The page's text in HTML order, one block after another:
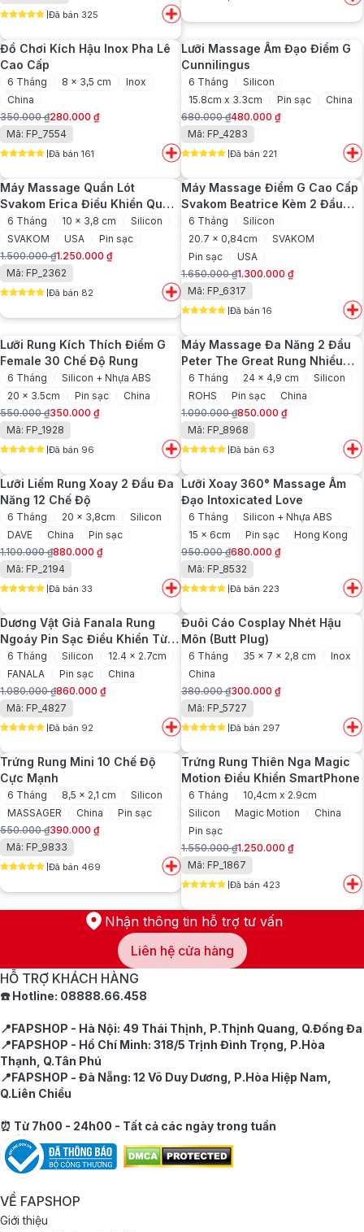
là:
850.000 ₫.
tại
là:
630.000 ₫.
Đã bán 325
350.000 ₫.
là:
250.000 ₫.
Đồ Chơi Kích Hậu Inox Pha Lê
Cao Cấp
6 Tháng 8 x 3,5 cm
Inox
China
350.000₫
Giá
gốc
là:
350.000 ₫.
280.000 ₫
Giá
hiện
tại
là:
280.000 ₫.
Mã: FP_7554
Đã bán 161
Lưỡi Massage Âm Đạo Điểm G
Cunnilingus
6 Tháng
Silicon
15.8cm x 3.3cm
Pin sạc
China
680.000₫
Giá
gốc
là:
680.000 ₫.
480.000 ₫
Giá
hiện
tại
là:
480.000 ₫.
Mã: FP_4283
Đã bán 221
Máy Massage Quần Lót
Svakom Erica Điều Khiển Qua
App
6 Tháng 10 x 3,8 cm
Silicon
SVAKOM
USA
Pin sạc
1.500.000₫
Giá
gốc
là:
1.500.000 ₫.
1.250.000 ₫
Giá
hiện
tại
là:
Mã: FP_2362
Đã bán 82
Máy Massage Điểm G Cao Cấp
Svakom Beatrice Kèm 2 Đầu
Rung Phụ
6 Tháng
Silicon
20.7 x 0,84cm
SVAKOM
Pin sạc
USA
1.650.000₫
Giá
gốc
là:
1.650.000 ₫.
1.300.000 ₫
Giá
hiện
tại
là:
1.300.000 ₫.
Mã: FP_6317
Đã bán 16
Lưỡi Rung Kích Thích Điểm G
Female 30 Chế Độ Rung
6 Tháng
Silicon + Nhựa ABS
20 x 3.5cm
Pin sạc
China
550.000₫
Giá
gốc
là:
550.000 ₫.
350.000 ₫
Giá
hiện
tại
là:
350.000 ₫.
Mã: FP_1928
Đã bán 96
Máy Massage Đa Năng 2 Đầu
Peter The Great Rung Nhiều
Chế Độ
6 Tháng 24 x 4,9 cm
Silicon
ROHS
Pin sạc
China
1.090.000₫
Giá
gốc
là:
1.090.000 ₫.
850.000 ₫
Giá
hiện
tại
là:
850.000 ₫.
Mã: FP_8968
Đã bán 63
Lưỡi Liếm Rung Xoay 2 Đầu Đa
Năng 12 Chế Độ
6 Tháng 20 x 3,8cm
Silicon
DAVE
China
Pin sạc
1.100.000₫
Giá
gốc
là:
1.100.000 ₫.
880.000 ₫
Giá
hiện
tại
là:
880.000 ₫.
Mã: FP_2194
Đã bán 33
Lưỡi Xoay 360° Massage Âm
Đạo Intoxicated Love
6 Tháng
Silicon + Nhựa ABS
15 x 6cm
Pin sạc
Hong Kong
950.000₫
Giá
gốc
là:
950.000 ₫.
680.000 ₫
Giá
hiện
tại
là:
680.000 ₫.
Mã: FP_8532
Đã bán 223
Dương Vật Giả Fanala Rung
Ngoáy Pin Sạc Điều Khiển Từ
Xa
6 Tháng Silicon
12.4 x 2.7cm
FANALA
Pin sạc
China
1.080.000₫
Giá
gốc
là:
1.080.000 ₫.
860.000 ₫
Giá
hiện
tại
là:
860.000 ₫.
Mã: FP_4827
Đã bán 92
Đuôi Cáo Cosplay Nhét Hậu
Môn (Butt Plug)
6 Tháng 35 x 7 x 2,8 cm
Inox
China
380.000₫
Giá
gốc
là:
380.000 ₫.
300.000 ₫
Giá
hiện
tại
là:
300.000 ₫.
Mã: FP_5727
Đã bán 297
Trứng Rung Mini 10 Chế Độ
Cực Mạnh
6 Tháng 8,5 x 2,1 cm
Silicon
MASSAGER
China
Pin sạc
550.000₫
Giá
gốc
là:
550.000 ₫.
390.000 ₫
Giá
hiện
tại
là:
Mã: FP_9833
Đã bán 469
Trứng Rung Thiên Nga Magic
Motion Điều Khiển SmartPhone
6 Tháng
10,4cm x 2.9cm
Silicon
Magic Motion
China
Pin sạc
1.550.000₫
Giá
gốc
là:
1.550.000 ₫.
1.250.000 ₫
Giá
hiện
tại
là:
1.250.000 ₫.
Mã: FP_1867
Đã bán 423
Nhận thông tin hỗ trợ tư vấn
Liên hệ cửa hàng
HỖ TRỢ KHÁCH HÀNG
☎️ Hotline: 08888.66.458
📍FAPSHOP - Hà Nội: 49 Thái Thịnh, P.Thịnh Quang, Q.Đống Đa
📍FAPSHOP - Hồ Chí Minh: 318/5 Trịnh Đình Trọng, P.Hòa
Thạnh, Q.Tân Phú
📍FAPSHOP - Đà Nẵng: 12 Võ Duy Dương, P.Hòa Hiệp Nam,
Q.Liên Chiểu
⏰ Từ 7h00 - 24h00 - Tất cả các ngày trong tuần
VỀ FAPSHOP
Giới thiệu